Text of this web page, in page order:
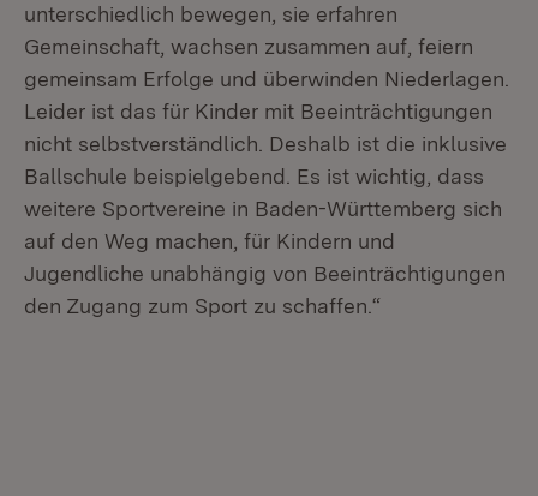
unterschiedlich bewegen, sie erfahren
Gemeinschaft, wachsen zusammen auf, feiern
gemeinsam Erfolge und überwinden Niederlagen.
Leider ist das für Kinder mit Beeinträchtigungen
nicht selbstverständlich. Deshalb ist die inklusive
Ballschule beispielgebend. Es ist wichtig, dass
weitere Sportvereine in Baden-Württemberg sich
auf den Weg machen, für Kindern und
Jugendliche unabhängig von Beeinträchtigungen
den Zugang zum Sport zu schaffen.“